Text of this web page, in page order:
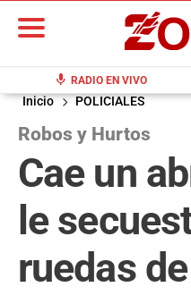
mic RADIO EN VIVO
Inicio POLICIALES
Robos y Hurtos
Cae un
le
ruedas